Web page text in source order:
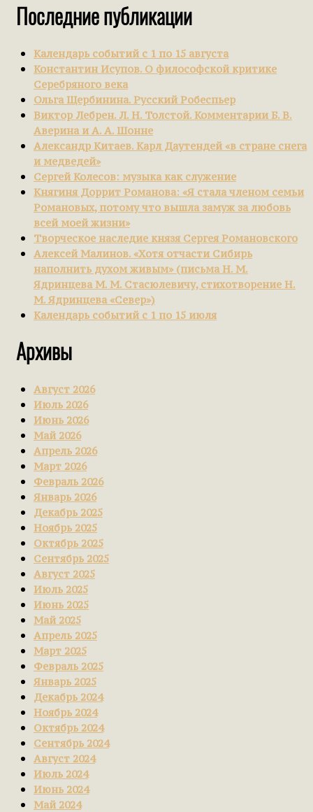
Последние публикации
Календарь событий с 1 по 15 августа
Константин Исупов. О философской критике
Серебряного века
Ольга Щербинина. Русский Робеспьер
Виктор Лебрен. Л. Н. Толстой. Комментарии Б. В.
Аверина и А. А. Шонне
Александр Китаев. Карл Даутендей «в стране снега
и медведей»
Сергей Колесов: музыка как служение
Княгиня Доррит Романова: «Я стала членом семьи
Романовых, потому что вышла замуж за любовь
всей моей жизни»
Творческое наследие князя Сергея Романовского
Алексей Малинов. «Хотя отчасти Сибирь
наполнить духом живым» (письма Н. М.
Ядринцева М. М. Стасюлевичу, стихотворение Н.
М. Ядринцева «Север»)
Календарь событий с 1 по 15 июля
Архивы
Август 2026
Июль 2026
Июнь 2026
Май 2026
Апрель 2026
Март 2026
Февраль 2026
Январь 2026
Декабрь 2025
Ноябрь 2025
Октябрь 2025
Сентябрь 2025
Август 2025
Июль 2025
Июнь 2025
Май 2025
Апрель 2025
Март 2025
Февраль 2025
Январь 2025
Декабрь 2024
Ноябрь 2024
Октябрь 2024
Сентябрь 2024
Август 2024
Июль 2024
Июнь 2024
Май 2024